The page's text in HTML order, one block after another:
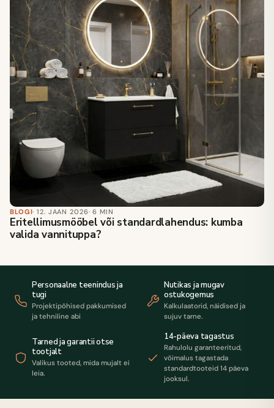
BLOGI· 12. JAAN 2026· 6 MIN
Eritellimusmööbel või standardlahendus: kumba
valida vannituppa?
Personaalne teenindus ja
tugi
Projektipõhised pakkumised
ja tehniline abi
Nutikas ja mugav
ostukogemus
Kalkulaatorid, näidised ja
sujuv tarne.
Tarned ja garantii otse
tootjalt
Valikus tooted, mida mujalt ei
leia.
14-päeva tagastus
Rahulolu garanteeritud,
võimalus tagastada
standardtooteid 14 päeva
jooksul.